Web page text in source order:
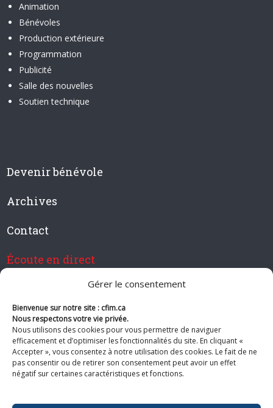
Gérer le consentement
Bienvenue sur notre site : cfim.ca
Nous respectons votre vie privée.
Nous utilisons des cookies pour vous permettre de naviguer
efficacement et d’optimiser les fonctionnalités du site. En cliquant «
Accepter », vous consentez à notre utilisation des cookies. Le fait de ne
pas consentir ou de retirer son consentement peut avoir un effet
négatif sur certaines caractéristiques et fonctions.
Animation
Bénévoles
Production extérieure
Programmation
Publicité
Salle des nouvelles
Soutien technique
Devenir bénévole
Archives
Contact
Écoute en direct
Devenir membre de CFIM
Suivez-nous